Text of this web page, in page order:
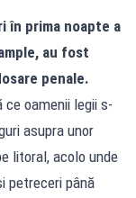
în prima noapte a
au fost
penale.
oamenii legii s-
asupra unor
litoral, acolo unde
petreceri până